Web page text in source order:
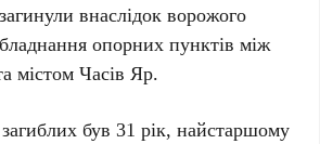
внаслідок ворожого
опорних пунктів між
містом Часів Яр.
був 31 рік, найстаршому